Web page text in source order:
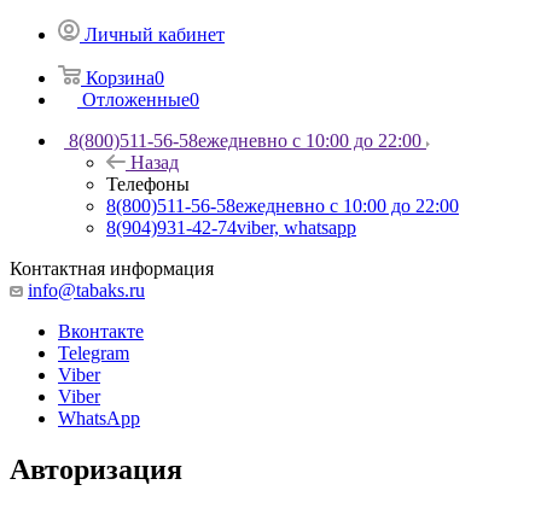
Личный кабинет
Корзина0
Отложенные0
8(800)511-56-58ежедневно с 10:00 до 22:00
Назад
Телефоны
8(800)511-56-58ежедневно с 10:00 до 22:00
8(904)931-42-74viber, whatsapp
Контактная информация
info@tabaks.ru
Вконтакте
Telegram
Viber
Viber
WhatsApp
Авторизация